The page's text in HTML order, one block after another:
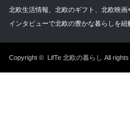
北欧生活情報、北欧のギフト、北欧映
インタビューで北欧の豊かな暮らしを紐
Copyright © LifTe 北欧の暮らし All